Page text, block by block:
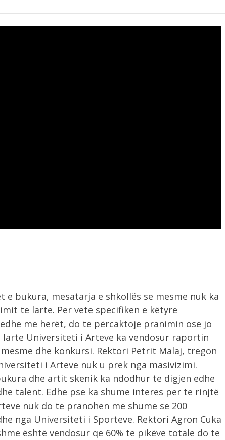
bukura, mesatarja e shkollës se mesme nuk ka
te larte. Per vete specifiken e këtyre
me herët, do te përcaktoje pranimin ose jo
Universiteti i Arteve ka vendosur raportin
dhe konkursi. Rektori Petrit Malaj, tregon
i Arteve nuk u prek nga masivizimi.
dhe artit skenik ka ndodhur te digjen edhe
talent. Edhe pse ka shume interes per te rinjtë
nuk do te pranohen me shume se 200
nga Universiteti i Sporteve. Rektori Agron Cuka
është vendosur qe 60% te pikëve totale do te
Fier
Çfarë ndodh nëse Kuvendi i Kosovës
nuk...
6:58
“Sheiku i kombëtares”, zbulohet
shuma e madhe...
6:57
Zjarr i madh pranë Borizanës, flakët
përfshijnë...